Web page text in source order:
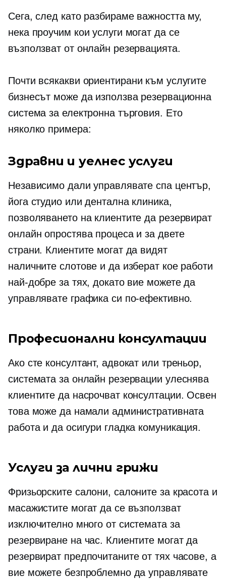
Сега, след като разбираме важността му,
нека проучим кои услуги могат да се
възползват от онлайн резервацията.
Почти всякакви ориентирани към услугите
бизнесът може да използва резервационна
система за електронна търговия. Ето
няколко примера:
Здравни и уелнес услуги
Независимо дали управлявате спа център,
йога студио или дентална клиника,
позволяването на клиентите да резервират
онлайн опростява процеса и за двете
страни. Клиентите могат да видят
наличните слотове и да изберат кое работи
най-добре за тях, докато вие можете да
управлявате графика си по-ефективно.
Професионални консултации
Ако сте консултант, адвокат или треньор,
системата за онлайн резервации улеснява
клиентите да насрочват консултации. Освен
това може да намали административната
работа и да осигури гладка комуникация.
Услуги за лични грижи
Фризьорските салони, салоните за красота и
масажистите могат да се възползват
изключително много от системата за
резервиране на час. Клиентите могат да
резервират предпочитаните от тях часове, а
вие можете безпроблемно да управлявате